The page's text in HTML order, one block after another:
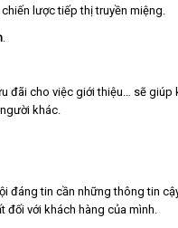
lược tiếp thị truyền miệng.
đãi cho việc giới thiệu… sẽ
khác.
đáng tin cần những thông tin
đối với khách hàng của mình.